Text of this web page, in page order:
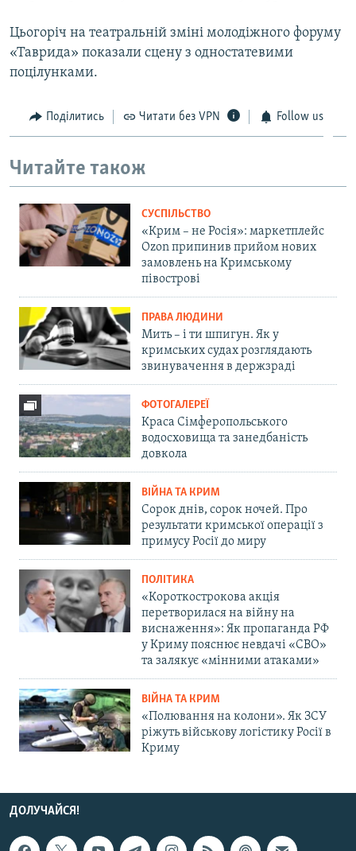
Цьогоріч на театральній зміні молодіжного форуму
«Таврида» показали сцену з одностатевими
поцілунками.
Поділитись Читати без VPN Follow us
Читайте також
СУСПІЛЬСТВО
«Крим – не Росія»: маркетплейс
Ozon припинив прийом нових
замовлень на Кримському
півострові
ПРАВА ЛЮДИНИ
Мить – і ти шпигун. Як у
кримських судах розглядають
звинувачення в держзраді
ФОТОГАЛЕРЕЇ
Краса Сімферопольського
водосховища та занедбаність
довкола
ВІЙНА ТА КРИМ
Сорок днів, сорок ночей. Про
результати кримської операції з
примусу Росії до миру
ПОЛІТИКА
«Короткострокова акція
перетворилася на війну на
виснаження»: Як пропаганда РФ
у Криму пояснює невдачі «СВО»
та залякує «мінними атаками»
ВІЙНА ТА КРИМ
«Полювання на колони». Як ЗСУ
ріжуть військову логістику Росії в
Криму
ДОЛУЧАЙСЯ!